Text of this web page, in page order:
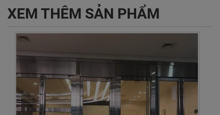
XEM THÊM SẢN PHẨM